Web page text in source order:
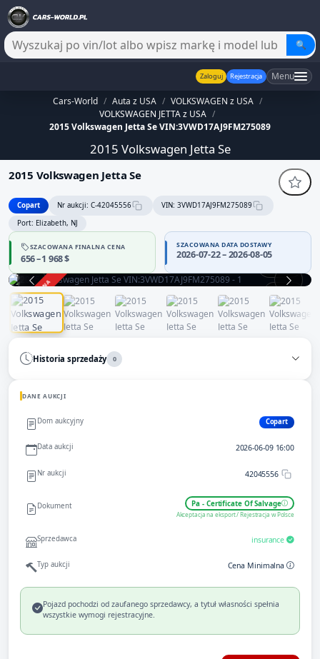
🔍
Zaloguj Rejestracja Menu
Cars-World / Auta z USA / VOLKSWAGEN z USA /
VOLKSWAGEN JETTA z USA /
2015 Volkswagen Jetta Se VIN:3VWD17AJ9FM275089
2015 Volkswagen Jetta Se
2015 Volkswagen Jetta Se
Copart Nr aukcji: C-42045556
VIN: 3VWD17AJ9FM275089
Port: Elizabeth, NJ
SZACOWANA FINALNA CENA
656 – 1 968 $
SZACOWANA DATA DOSTAWY
2026-07-22 – 2026-08-05
ZAKOŃCZONA
Historia sprzedaży 0
DANE AUKCJI
Dom aukcyjny Copart
Data aukcji 2026-06-09 16:00
Nr aukcji 42045556
Dokument Pa - Certificate Of Salvage
Akceptacja na eksport / Rejestracja w Polsce
Sprzedawca insurance
Typ aukcji Cena Minimalna
Pojazd pochodzi od zaufanego sprzedawcy, a tytuł własności spełnia
wszystkie wymogi rejestracyjne.